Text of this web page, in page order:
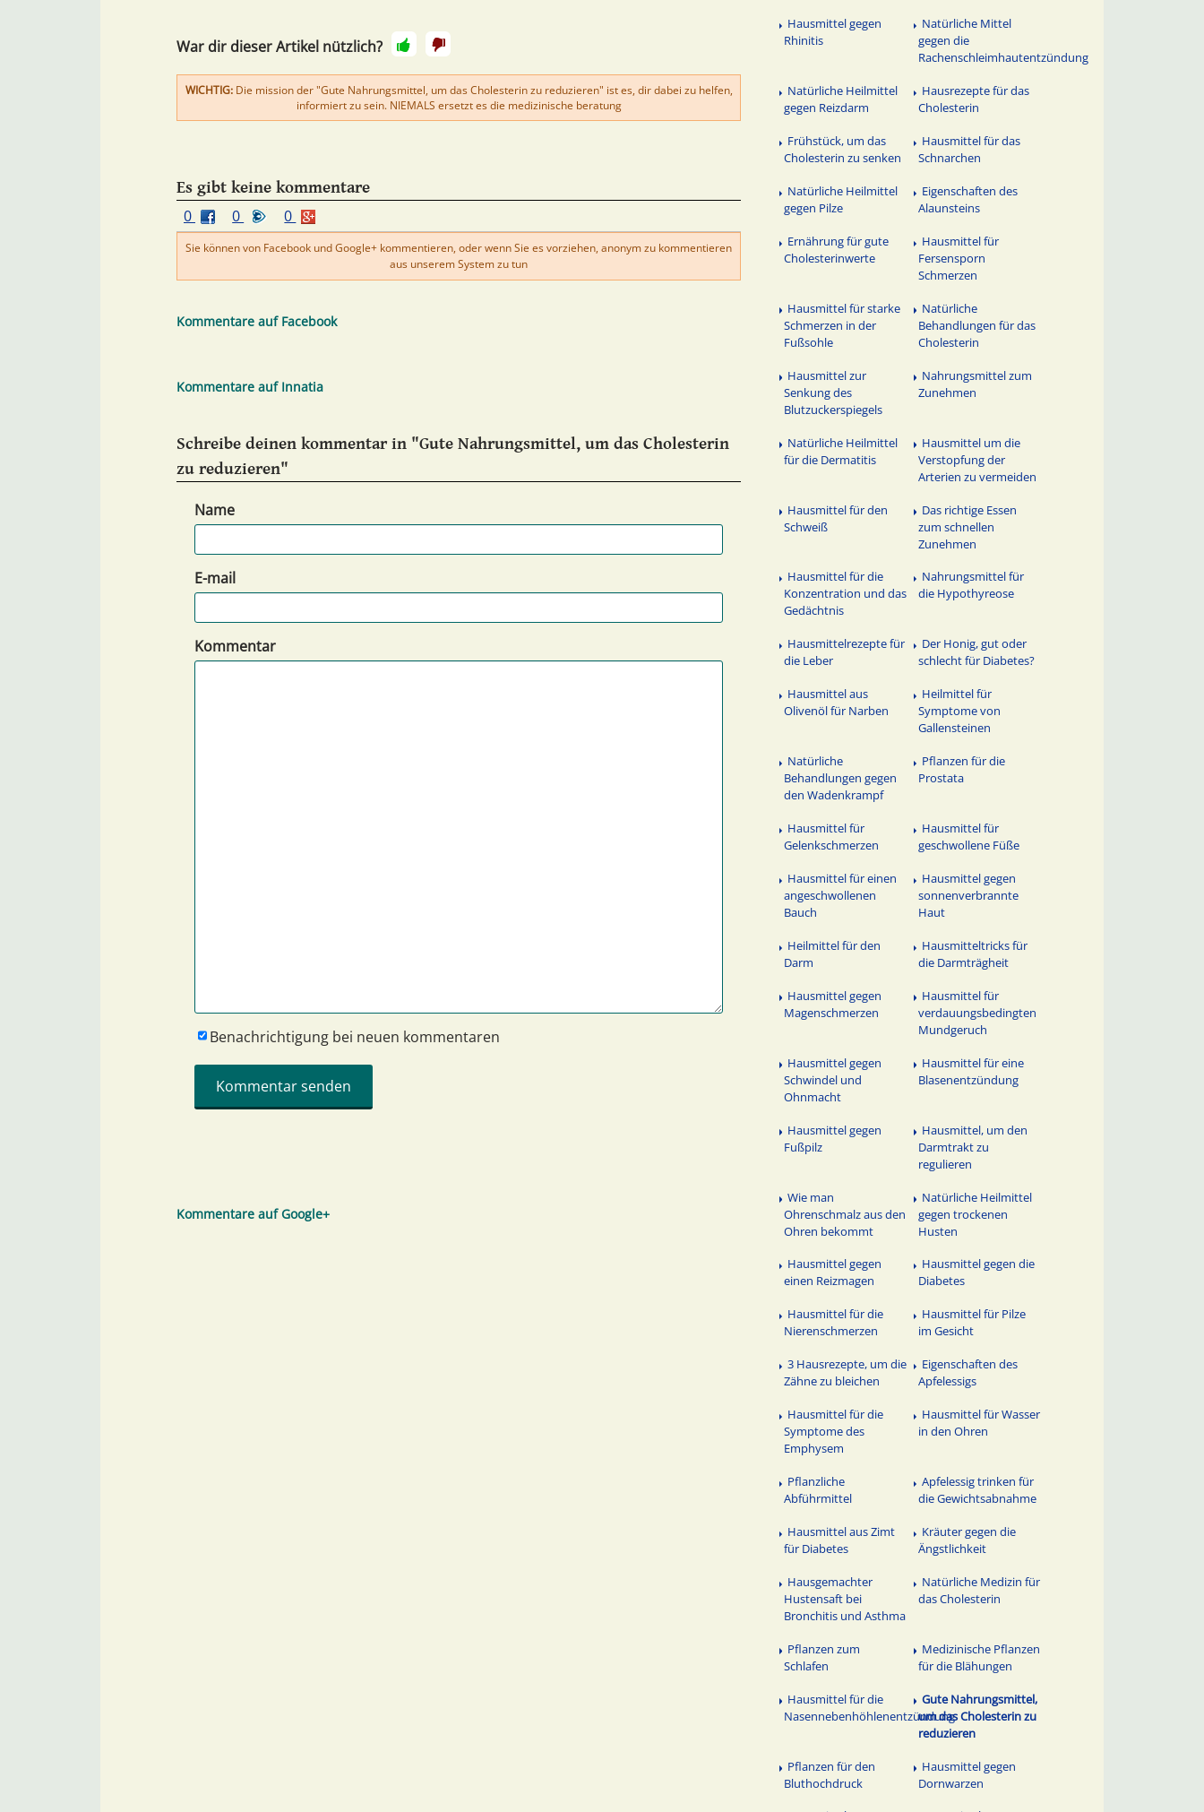
War dir dieser Artikel nützlich?
WICHTIG:Die mission der "Gute Nahrungsmittel, um das Cholesterin zu reduzieren" ist es, dir dabei zu helfen,
informiert zu sein. NIEMALS ersetzt es die medizinische beratung
Es gibt keine kommentare
0
0 0
Sie können von Facebook und Google+ kommentieren, oder wenn Sie es vorziehen, anonym zu kommentieren
aus unserem System zu tun
Kommentare auf Facebook
Kommentare auf Innatia
Schreibe deinen kommentar in "Gute Nahrungsmittel, um das Cholesterin
zu reduzieren"
Name
E-mail
Kommentar
Benachrichtigung bei neuen kommentaren
Kommentare auf Google+
Hausmittel gegen
Rhinitis
Natürliche Mittel
gegen die
Rachenschleimhautentzündung
Natürliche Heilmittel
gegen Reizdarm
Hausrezepte für das
Cholesterin
Frühstück, um das
Cholesterin zu senken
Hausmittel für das
Schnarchen
Natürliche Heilmittel
gegen Pilze
Eigenschaften des
Alaunsteins
Ernährung für gute
Cholesterinwerte
Hausmittel für
Fersensporn
Schmerzen
Hausmittel für starke
Schmerzen in der
Fußsohle
Natürliche
Behandlungen für das
Cholesterin
Hausmittel zur
Senkung des
Blutzuckerspiegels
Nahrungsmittel zum
Zunehmen
Natürliche Heilmittel
für die Dermatitis
Hausmittel um die
Verstopfung der
Arterien zu vermeiden
Hausmittel für den
Schweiß
Das richtige Essen
zum schnellen
Zunehmen
Hausmittel für die
Konzentration und das
Gedächtnis
Nahrungsmittel für
die Hypothyreose
Hausmittelrezepte für
die Leber
Der Honig, gut oder
schlecht für Diabetes?
Hausmittel aus
Olivenöl für Narben
Heilmittel für
Symptome von
Gallensteinen
Natürliche
Behandlungen gegen
den Wadenkrampf
Pflanzen für die
Prostata
Hausmittel für
Gelenkschmerzen
Hausmittel für
geschwollene Füße
Hausmittel für einen
angeschwollenen
Bauch
Hausmittel gegen
sonnenverbrannte
Haut
Heilmittel für den
Darm
Hausmitteltricks für
die Darmträgheit
Hausmittel gegen
Magenschmerzen
Hausmittel für
verdauungsbedingten
Mundgeruch
Hausmittel gegen
Schwindel und
Ohnmacht
Hausmittel für eine
Blasenentzündung
Hausmittel gegen
Fußpilz
Hausmittel, um den
Darmtrakt zu
regulieren
Wie man
Ohrenschmalz aus den
Ohren bekommt
Natürliche Heilmittel
gegen trockenen
Husten
Hausmittel gegen
einen Reizmagen
Hausmittel gegen die
Diabetes
Hausmittel für die
Nierenschmerzen
Hausmittel für Pilze
im Gesicht
3 Hausrezepte, um die
Zähne zu bleichen
Eigenschaften des
Apfelessigs
Hausmittel für die
Symptome des
Emphysem
Hausmittel für Wasser
in den Ohren
Pflanzliche
Abführmittel
Apfelessig trinken für
die Gewichtsabnahme
Hausmittel aus Zimt
für Diabetes
Kräuter gegen die
Ängstlichkeit
Hausgemachter
Hustensaft bei
Bronchitis und Asthma
Natürliche Medizin für
das Cholesterin
Pflanzen zum
Schlafen
Medizinische Pflanzen
für die Blähungen
Hausmittel für die
Nasennebenhöhlenentzündung
Gute Nahrungsmittel,
um das Cholesterin zu
reduzieren
Pflanzen für den
Bluthochdruck
Hausmittel gegen
Dornwarzen